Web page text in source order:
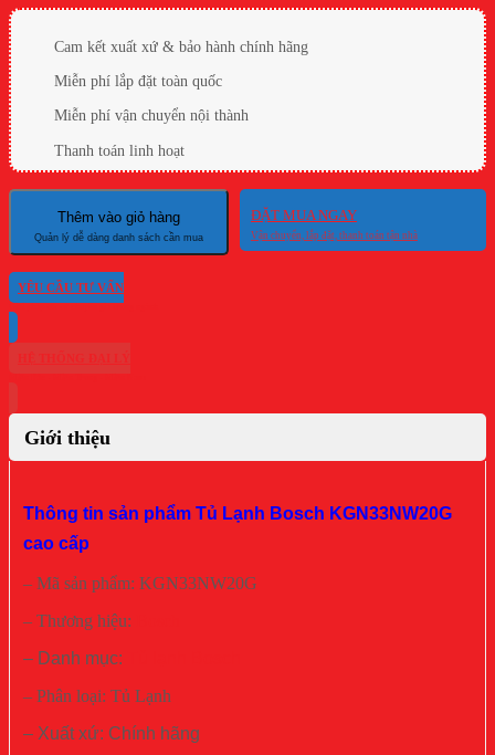
Cam kết xuất xứ & bảo hành chính hãng
Miễn phí lắp đặt toàn quốc
Miễn phí vận chuyển nội thành
Thanh toán linh hoạt
Thêm vào giỏ hàng ĐẶT MUA NGAY
YÊU CẦU TƯ VẤN
Giới thiệu
Thông tin sản phẩm Tủ Lạnh Bosch KGN33NW20G
cao cấp
– Mã sản phẩm: KGN33NW20G
– Thương hiệu:
– Danh mục:
– Phân loại: Tủ Lạnh
– Xuất xứ: Chính hãng